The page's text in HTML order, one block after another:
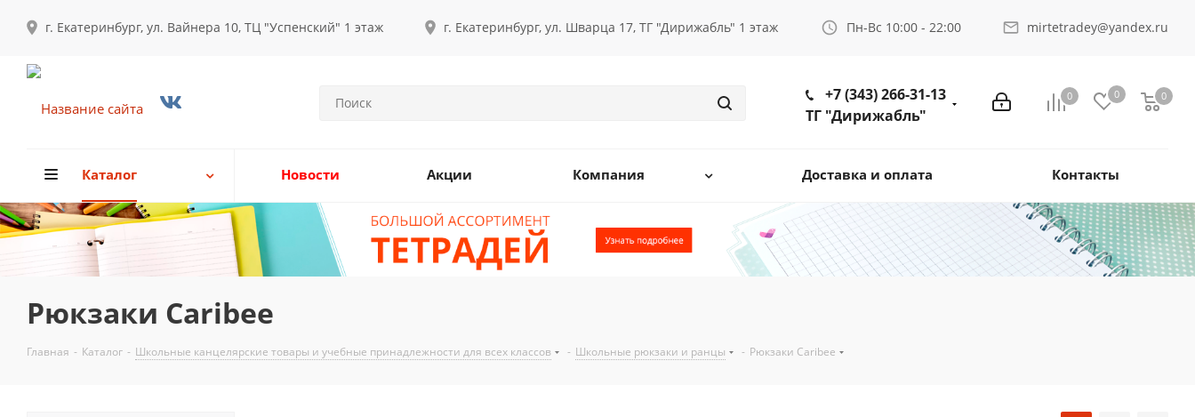
г. Екатеринбург, ул. Вайнера 10, ТЦ "Успенский" 1 этаж г. Екатеринбург, ул. Шварца 17, ТГ "Дирижабль" 1 этаж Пн-Вс 10:00 - 22:00 mirtetradey@yandex.ru
0 0 0
+7 (343) 266-31-13
ТГ "Дирижабль"
Каталог Новости Акции Компания Доставка и оплата Контакты
Рюкзаки Caribee
Главная - Каталог - Школьные канцелярские товары и учебные принадлежности для всех классов - Школьные рюкзаки и ранцы - Рюкзаки Caribee